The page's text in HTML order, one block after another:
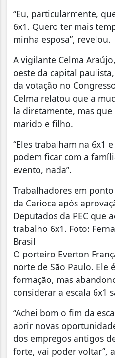
“Eu, particularmente,
6x1. Quero ter mais
minha esposa”, revelou.
A vigilante Celma
oeste da capital
da votação no
Celma relatou que a
la diretamente, mas que
marido e filho.
“Eles trabalham na 6x1
podem ficar com a
evento, nada”.
Trabalhadores em
da Carioca após
Deputados da PEC que
trabalho 6x1. Foto:
Brasil
O porteiro Everton
norte de São Paulo. Ele
formação, mas
considerar a escala 6x1
“Achei bom o fim da
abrir novas
dos empregos antigos
forte, vai poder voltar”,